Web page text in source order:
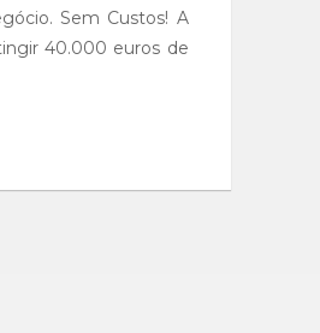
Sem Custos! A
40.000 euros de